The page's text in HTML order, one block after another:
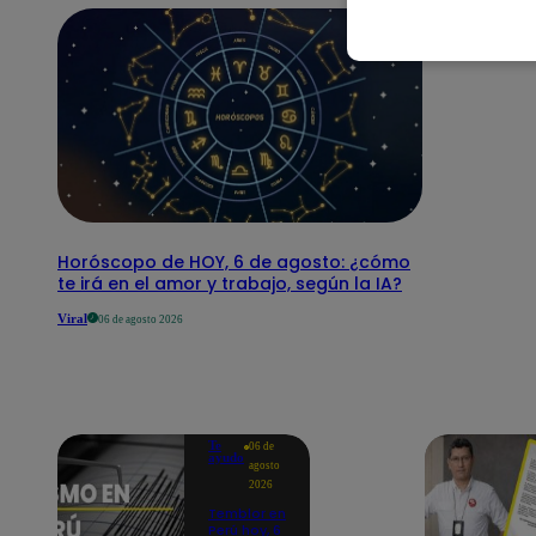
Horóscopo de HOY, 6 de agosto: ¿cómo
te irá en el amor y trabajo, según la IA?
Viral 06 de agosto 2026
Te
ayudo
06 de
agosto
2026
Temblor en
Perú hoy, 6